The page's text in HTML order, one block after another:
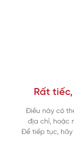
Rất
Điều này có
địa chỉ, hoặc
Để tiếp tục, hãy